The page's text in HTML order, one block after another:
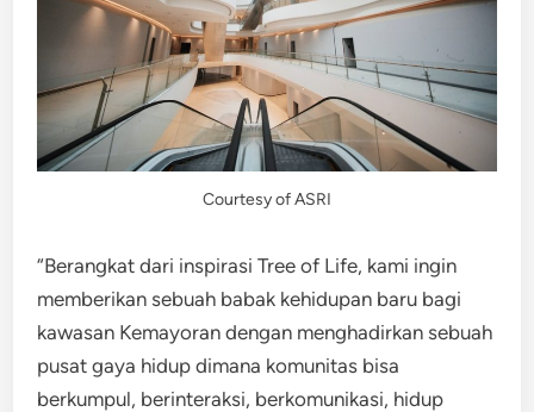
Courtesy of ASRI
“Berangkat dari inspirasi Tree of Life, kami ingin
memberikan sebuah babak kehidupan baru bagi
kawasan Kemayoran dengan menghadirkan sebuah
pusat gaya hidup dimana komunitas bisa
berkumpul, berinteraksi, berkomunikasi, hidup